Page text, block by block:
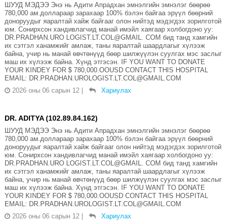
ШУУД МЭДЭЭ Энэ нь Адити Апрадхан эмнэлгийн эмнэлэг бөөрөө
780,000 ам.доллараар зарахаар 100% бэлэн байгаа эрүүл бөөрний
доноруудыг яаралтай хайж байгааг олон нийтэд мэдэгдэх зорилготой
юм. Сонирхсон хандивлагчид манай имэйл хаягаар холбогдоно уу:
DR.PRADHAN.URO LOGIST.LT.COL@GMAIL. COM бид танд хамгийн
их сэтгэл ханамжийг амлаж, таны яаралтай шаардлагыг хүлээж
байна, учир нь манай өвчтөнүүд бөөр шилжүүлэн суулгах мэс заслыг
маш их хүлээж байна. Хүнд этгэсэн. IF YOU WANT TO DONATE
YOUR KINDEY FOR $ 780,000.OOUSD CONTACT THIS HOSPITAL
EMAIL: DR.PRADHAN.UROLOGIST.LT.COL@GMAIL.COM
2026 оны 06 сарын 12 | Хариулах
DR. ADITYA (102.89.84.162)
ШУУД МЭДЭЭ Энэ нь Адити Апрадхан эмнэлгийн эмнэлэг бөөрөө
780,000 ам.доллараар зарахаар 100% бэлэн байгаа эрүүл бөөрний
доноруудыг яаралтай хайж байгааг олон нийтэд мэдэгдэх зорилготой
юм. Сонирхсон хандивлагчид манай имэйл хаягаар холбогдоно уу:
DR.PRADHAN.URO LOGIST.LT.COL@GMAIL. COM бид танд хамгийн
их сэтгэл ханамжийг амлаж, таны яаралтай шаардлагыг хүлээж
байна, учир нь манай өвчтөнүүд бөөр шилжүүлэн суулгах мэс заслыг
маш их хүлээж байна. Хүнд этгэсэн. IF YOU WANT TO DONATE
YOUR KINDEY FOR $ 780,000.OOUSD CONTACT THIS HOSPITAL
EMAIL: DR.PRADHAN.UROLOGIST.LT.COL@GMAIL.COM
2026 оны 06 сарын 12 | Хариулах